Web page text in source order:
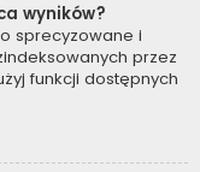
wyników?
sprecyzowane i
przez
funkcji dostępnych